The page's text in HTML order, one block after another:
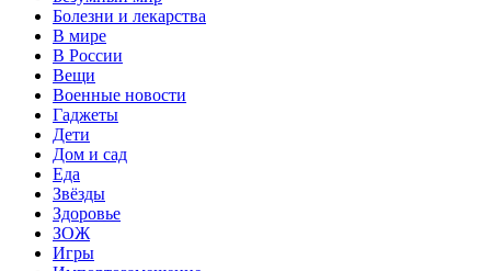
Болезни и лекарства
В мире
В России
Вещи
Военные новости
Гаджеты
Дети
Дом и сад
Еда
Звёзды
Здоровье
ЗОЖ
Игры